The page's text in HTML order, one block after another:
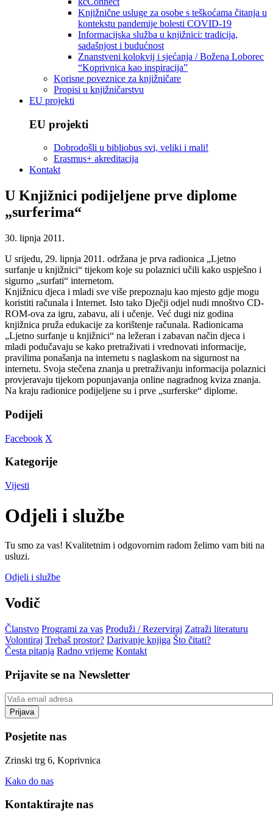
Knjižnične usluge za osobe s teškoćama čitanja u
kontekstu pandemije bolesti COVID-19
Informacijska služba u knjižnici: tradicija,
sadašnjost i budućnost
Znanstveni kolokvij i sjećanja / Božena Loborec
“Koprivnica kao inspiracija”
Korisne poveznice za knjižničare
Propisi u knjižničarstvu
EU projekti
EU projekti
Dobrodošli u bibliobus svi, veliki i mali!
Erasmus+ akreditacija
Kontakt
U Knjižnici podijeljene prve diplome
„surferima“
30. lipnja 2011.
U srijedu, 29. lipnja 2011. održana je prva radionica „Ljetno
surfanje u knjižnici“ tijekom koje su polaznici učili kako uspješno i
sigurno „surfati“ internetom.
Knjižnicu djeca i mladi sve više prepoznaju kao mjesto gdje mogu
koristiti računala i Internet. Isto tako Dječji odjel nudi mnoštvo CD-
ROM-ova za igru, zabavu, ali i učenje. Već dugi niz godina
knjižnica pruža edukacije za korištenje računala. Radionicama
„Ljetno surfanje u knjižnici“ na ležeran i zabavan način djeca i
mladi podučavaju se kako pretraživati i vrednovati informacije,
pravilima ponašanja na internetu s naglaskom na sigurnost na
internetu. Svoja stečena znanja u pretraživanju informacija polaznici
provjeravaju tijekom popunjavanja online nagradnog kviza znanja.
Na kraju radionice podijeljene su i prve „surferske“ diplome.
Podijeli
Facebook X
Kategorije
Vijesti
Odjeli i službe
Tu smo za vas! Kvalitetnim i odgovornim radom želimo vam biti na
usluzi.
Odjeli i službe
Vodič
Članstvo Programi za vas Produži / Rezerviraj Zatraži literaturu
Volontiraj Trebaš prostor? Darivanje knjiga Što čitati?
Česta pitanja Radno vrijeme Kontakt
Prijavite se na Newsletter
Posjetite nas
Zrinski trg 6, Koprivnica
Kako do nas
Kontaktirajte nas